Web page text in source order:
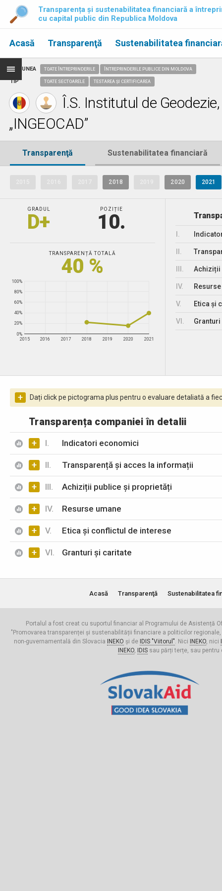
Transparența și sustenabilitatea financiară a
cu capital public din Republica Moldova
Acasă Transparenţă Sustenabilitatea
REGIUNEA
TIP
TOATE ÎNTREPRINDERILE ÎNTREPRINDERILE PUBLICE DIN MOLDOVA
TOATE SECTOARELE TESTAREA ȘI CERTIFICAREA
Î.S. Institutul de
„INGEOCAD”
Transparenţă Sustenabilitatea financiară
2018 2020 2021
GRADUL
D+
POZIȚIE
10.
TRANSPARENȚĂ TOTALĂ
40 %
2015 2016 2017 2018 2019 2020 2021
0%
20%
40%
60%
80%
100%
Achiziții
IV.
V. Etica și
VI.
+ Dați click pe pictograma plus pentru o evaluare detaliată a
Transparența companiei în detalii
+ I. Indicatori economici
+ II. Transparență și acces la informații
+ III. Achiziții publice și proprietăți
+ IV. Resurse umane
+ V. Etica și conflictul de interese
+ VI. Granturi și caritate
Acasă Transparenţă Sustenabilitatea
Portalul a fost creat cu suportul financiar al Programului de Asistență
"Promovarea transparenței și sustenabilității financiare a politicilor
non-guvernamentală din Slovacia
INEKO și de IDIS "Viitorul". Nici INEKO, nici
INEKO, IDISsau părți terțe, sau pentru